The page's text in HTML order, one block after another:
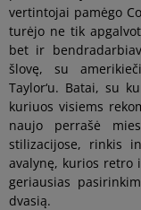
vertintojai pamėgo
turėjo ne tik
bet ir
šlovę, su
Taylor‘u. Batai, su
kuriuos visiems
naujo perrašė
stilizacijose, rinkis
avalynę, kurios retro
geriausias
dvasią.